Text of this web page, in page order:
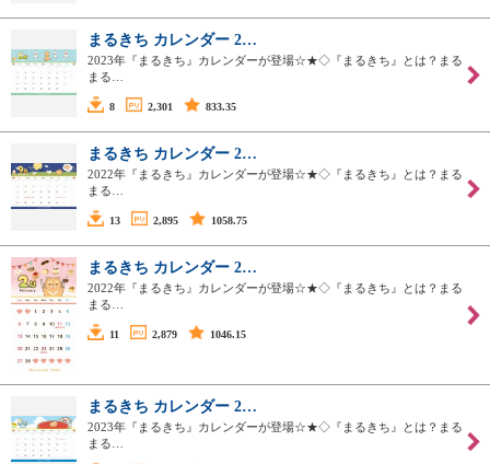
まるきち カレンダー 2…
2023年『まるきち』カレンダーが登場☆★◇『まるきち』とは？まる
まる…
8 2,301 833.35
まるきち カレンダー 2…
2022年『まるきち』カレンダーが登場☆★◇『まるきち』とは？まる
まる…
13 2,895 1058.75
まるきち カレンダー 2…
2022年『まるきち』カレンダーが登場☆★◇『まるきち』とは？まる
まる…
11 2,879 1046.15
まるきち カレンダー 2…
2023年『まるきち』カレンダーが登場☆★◇『まるきち』とは？まる
まる…